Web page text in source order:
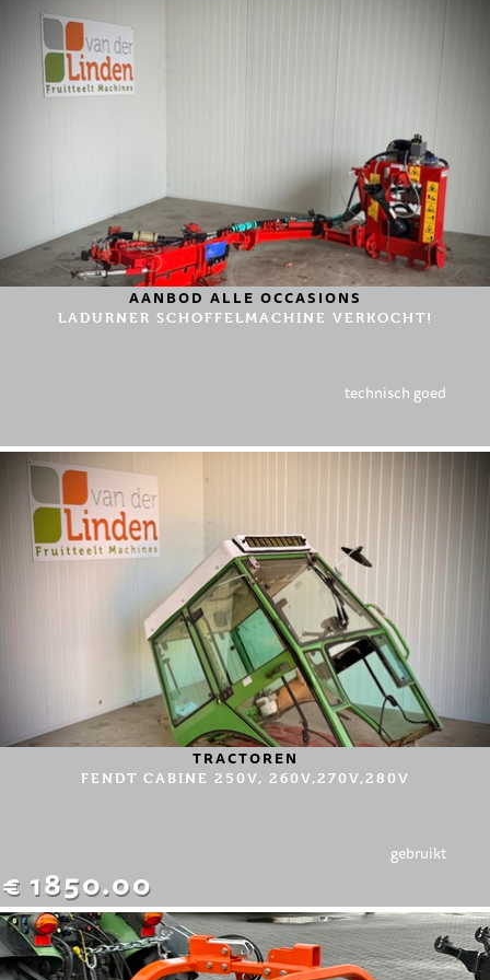
AANBOD ALLE OCCASIONS
LADURNER SCHOFFELMACHINE VERKOCHT!
technisch goed
TRACTOREN
FENDT CABINE 250V, 260V,270V,280V
€ 1850.00
gebruikt